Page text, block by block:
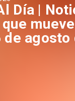
Al Día |
que
5 de